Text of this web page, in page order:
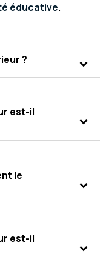
éducative.
?
est-il
le
est-il